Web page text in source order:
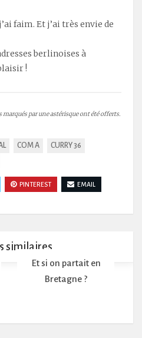
faim. Et j’ai très envie de
berlinoises à
!
marqués par une astérisque ont été offerts.
COM A
CURRY 36
PINTEREST EMAIL
similaires
Et si on partait en
Bretagne ?